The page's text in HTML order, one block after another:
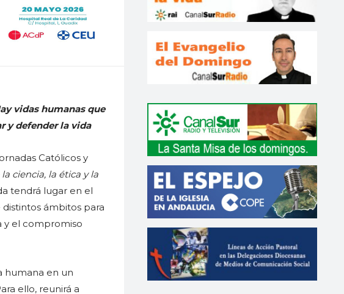
vidas humanas que
y defender la vida
Católicos y
ciencia, la ética y la
tendrá lugar en el
distintos ámbitos para
y el compromiso
humana en un
ello, reunirá a